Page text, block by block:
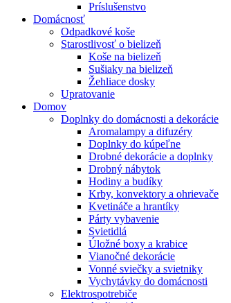
Príslušenstvo
Domácnosť
Odpadkové koše
Starostlivosť o bielizeň
Koše na bielizeň
Sušiaky na bielizeň
Žehliace dosky
Upratovanie
Domov
Doplnky do domácnosti a dekorácie
Aromalampy a difuzéry
Doplnky do kúpeľne
Drobné dekorácie a doplnky
Drobný nábytok
Hodiny a budíky
Krby, konvektory a ohrievače
Kvetináče a hrantíky
Párty vybavenie
Svietidlá
Úložné boxy a krabice
Vianočné dekorácie
Vonné sviečky a svietniky
Vychytávky do domácnosti
Elektrospotrebiče